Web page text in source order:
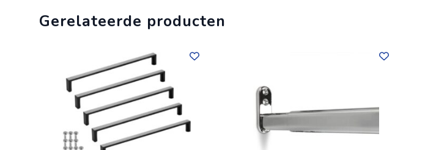
Gerelateerde producten